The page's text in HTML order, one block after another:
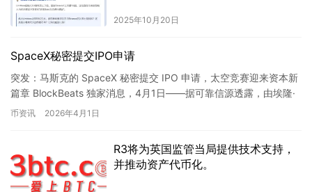
2025年10月20日
SpaceX秘密提交IPO申请
突发：马斯克的 SpaceX 秘密提交 IPO 申请，太空竞赛迎来资本新
篇章 BlockBeats 独家消息，4月1日——据可靠信源透露，由埃隆·
马斯克创立的太空探索技术公司 Sp…
币资讯 2026年4月1日
R3将为英国监管当局提供技术支持，
并推动资产代币化。